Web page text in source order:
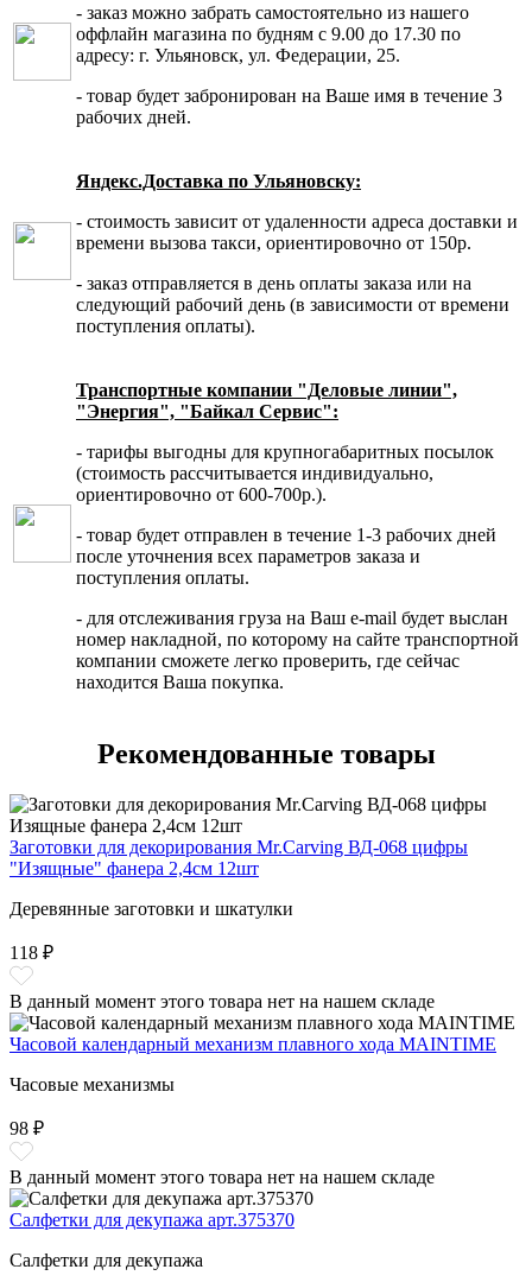
- заказ можно забрать самостоятельно из нашего
оффлайн магазина по будням с 9.00 до 17.30 по
адресу: г. Ульяновск, ул. Федерации, 25.
- товар будет забронирован на Ваше имя в течение 3
рабочих дней.
Яндекс.Доставка по Ульяновску:
- стоимость зависит от удаленности адреса доставки и
времени вызова такси, ориентировочно от 150р.
- заказ отправляется в день оплаты заказа или на
следующий рабочий день (в зависимости от времени
поступления оплаты).
Транспортные компании "Деловые линии",
"Энергия", "Байкал Сервис":
- тарифы выгодны для крупногабаритных посылок
(стоимость рассчитывается индивидуально,
ориентировочно от 600-700р.).
- товар будет отправлен в течение 1-3 рабочих дней
после уточнения всех параметров заказа и
поступления оплаты.
- для отслеживания груза на Ваш e-mail будет выслан
номер накладной, по которому на сайте транспортной
компании сможете легко проверить, где сейчас
находится Ваша покупка.
Рекомендованные товары
Заготовки для декорирования Mr.Carving ВД-068 цифры
"Изящные" фанера 2,4см 12шт
Деревянные заготовки и шкатулки
118 ₽
В данный момент этого товара нет на нашем складе
Часовой календарный механизм плавного хода MAINTIME
Часовые механизмы
98 ₽
В данный момент этого товара нет на нашем складе
Салфетки для декупажа арт.375370
Салфетки для декупажа